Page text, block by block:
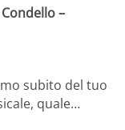
–
subito del tuo
quale…